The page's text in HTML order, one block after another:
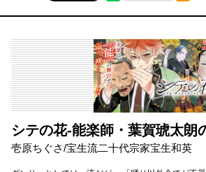
シテの花-能楽師・葉賀琥太朗
壱原ちぐさ/宝生流二十代宗家宝生和英